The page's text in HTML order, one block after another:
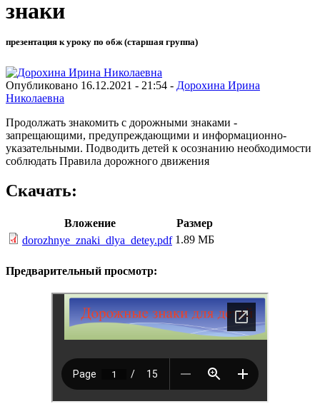
знаки
презентация к уроку по обж (старшая группа)
Опубликовано 16.12.2021 - 21:54 - Дорохина Ирина
Николаевна
Продолжать знакомить с дорожными знаками -
запрещающими, предупреждающими и информационно-
указательными. Подводить детей к осознанию необходимости
соблюдать Правила дорожного движения
Скачать:
Вложение
Размер
dorozhnye_znaki_dlya_detey.pdf 1.89 МБ
Предварительный просмотр: